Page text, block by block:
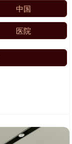
中国
医院